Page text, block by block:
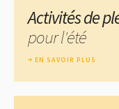
Activités de
pour l'été
EN SAVOIR PLUS